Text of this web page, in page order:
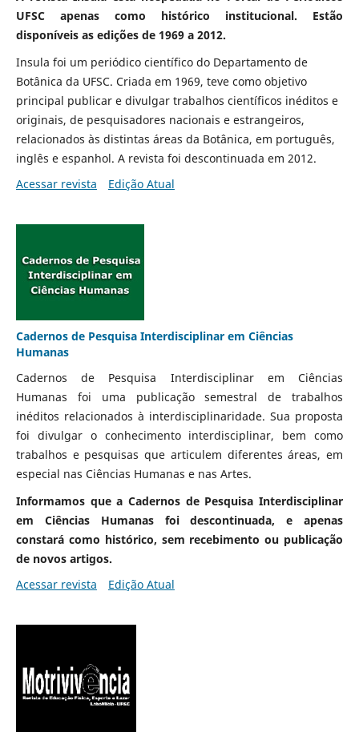
UFSC apenas como histórico institucional. Estão
disponíveis as edições de 1969 a 2012.
Insula foi um periódico científico do Departamento de
Botânica da UFSC. Criada em 1969, teve como objetivo
principal publicar e divulgar trabalhos científicos inéditos e
originais, de pesquisadores nacionais e estrangeiros,
relacionados às distintas áreas da Botânica, em português,
inglês e espanhol. A revista foi descontinuada em 2012.
Acessar revista
Edição Atual
Cadernos de Pesquisa Interdisciplinar em Ciências
Humanas
Cadernos de Pesquisa Interdisciplinar em Ciências
Humanas foi uma publicação semestral de trabalhos
inéditos relacionados à interdisciplinaridade. Sua proposta
foi divulgar o conhecimento interdisciplinar, bem como
trabalhos e pesquisas que articulem diferentes áreas, em
especial nas Ciências Humanas e nas Artes.
Informamos que a Cadernos de Pesquisa Interdisciplinar
em Ciências Humanas foi descontinuada, e apenas
constará como histórico, sem recebimento ou publicação
de novos artigos.
Acessar revista
Edição Atual